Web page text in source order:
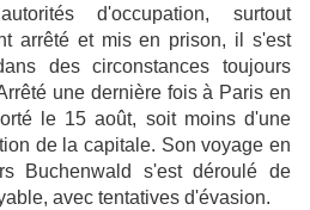
d'occupation, surtout
arrêté et mis en prison, il s'est
des circonstances toujours
une dernière fois à Paris en
le 15 août, soit moins d'une
de la capitale. Son voyage en
Buchenwald s'est déroulé de
avec tentatives d'évasion.